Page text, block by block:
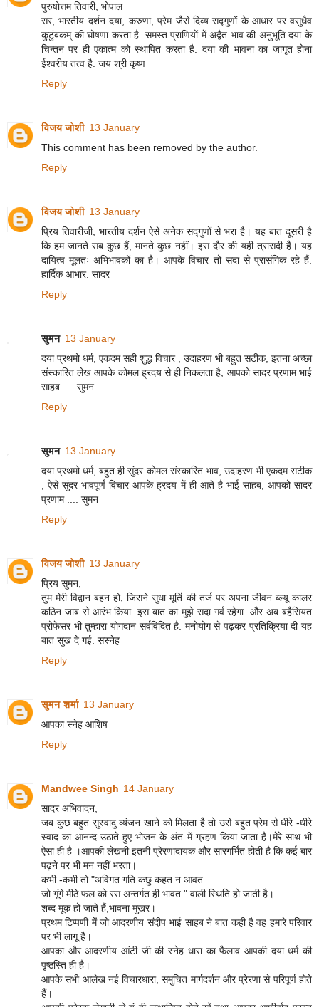
पुरुषोत्तम तिवारी, भोपाल
सर, भारतीय दर्शन दया, करुणा, प्रेम जैसे दिव्य सद्गुणों के आधार पर वसुधैव
कुटुंबकम् की घोषणा करता है. समस्त प्राणियों में अद्वैत भाव की अनुभूति दया के
चिन्तन पर ही एकात्म को स्थापित करता है. दया की भावना का जागृत होना
ईश्वरीय तत्व है. जय श्री कृष्ण
Reply
विजय जोशी 13 January
This comment has been removed by the author.
Reply
विजय जोशी 13 January
प्रिय तिवारीजी, भारतीय दर्शन ऐसे अनेक सद्गुणों से भरा है। यह बात दूसरी है
कि हम जानते सब कुछ हैं, मानते कुछ नहीं। इस दौर की यही त्रासदी है। यह
दायित्व मूलतः अभिभावकों का है। आपके विचार तो सदा से प्रासंगिक रहे हैं.
हार्दिक आभार. सादर
Reply
सुमन 13 January
दया प्रथमो धर्म, एकदम सही शुद्ध विचार , उदाहरण भी बहुत सटीक, इतना अच्छा
संस्कारित लेख आपके कोमल ह्रदय से ही निकलता है, आपको सादर प्रणाम भाई
साहब .... सुमन
Reply
सुमन 13 January
दया प्रथमो धर्म, बहुत ही सुंदर कोमल संस्कारित भाव, उदाहरण भी एकदम सटीक
, ऐसे सुंदर भावपूर्ण विचार आपके ह्रदय में ही आते है भाई साहब, आपको सादर
प्रणाम .... सुमन
Reply
विजय जोशी 13 January
प्रिय सुमन,
तुम मेरी विद्वान बहन हो, जिसने सुधा मूर्ति की तर्ज पर अपना जीवन ब्ल्यू कालर
कठिन जाब से आरंभ किया. इस बात का मुझे सदा गर्व रहेगा. और अब बहैसियत
प्रोफेसर भी तुम्हारा योगदान सर्वविदित है. मनोयोग से पढ़कर प्रतिक्रिया दी यह
बात सुख दे गई. सस्नेह
Reply
सुमन शर्मा 13 January
आपका स्नेह आशिष
Reply
Mandwee Singh 14 January
सादर अभिवादन,
जब कुछ बहुत सुस्वादु व्यंजन खाने को मिलता है तो उसे बहुत प्रेम से धीरे -धीरे
स्वाद का आनन्द उठाते हुए भोजन के अंत में ग्रहण किया जाता है।मेरे साथ भी
ऐसा ही है ।आपकी लेखनी इतनी प्रेरणादायक और सारगर्भित होती है कि कई बार
पढ़ने पर भी मन नहीं भरता।
कभी -कभी तो "अविगत गति कछु कहत न आवत
जो गूंगे मीठे फल को रस अन्तर्गत ही भावत " वाली स्थिति हो जाती है।
शब्द मूक हो जाते हैं,भावना मुखर।
प्रथम टिप्पणी में जो आदरणीय संदीप भाई साहब ने बात कही है वह हमारे परिवार
पर भी लागू है।
आपका और आदरणीय आंटी जी की स्नेह धारा का फैलाव आपकी दया धर्म की
पृष्ठस्ति ही है।
आपके सभी आलेख नई विचारधारा, समुचित मार्गदर्शन और प्रेरणा से परिपूर्ण होते
हैं।